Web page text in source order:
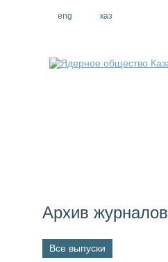
eng каз
Архив журналов
Все выпуски